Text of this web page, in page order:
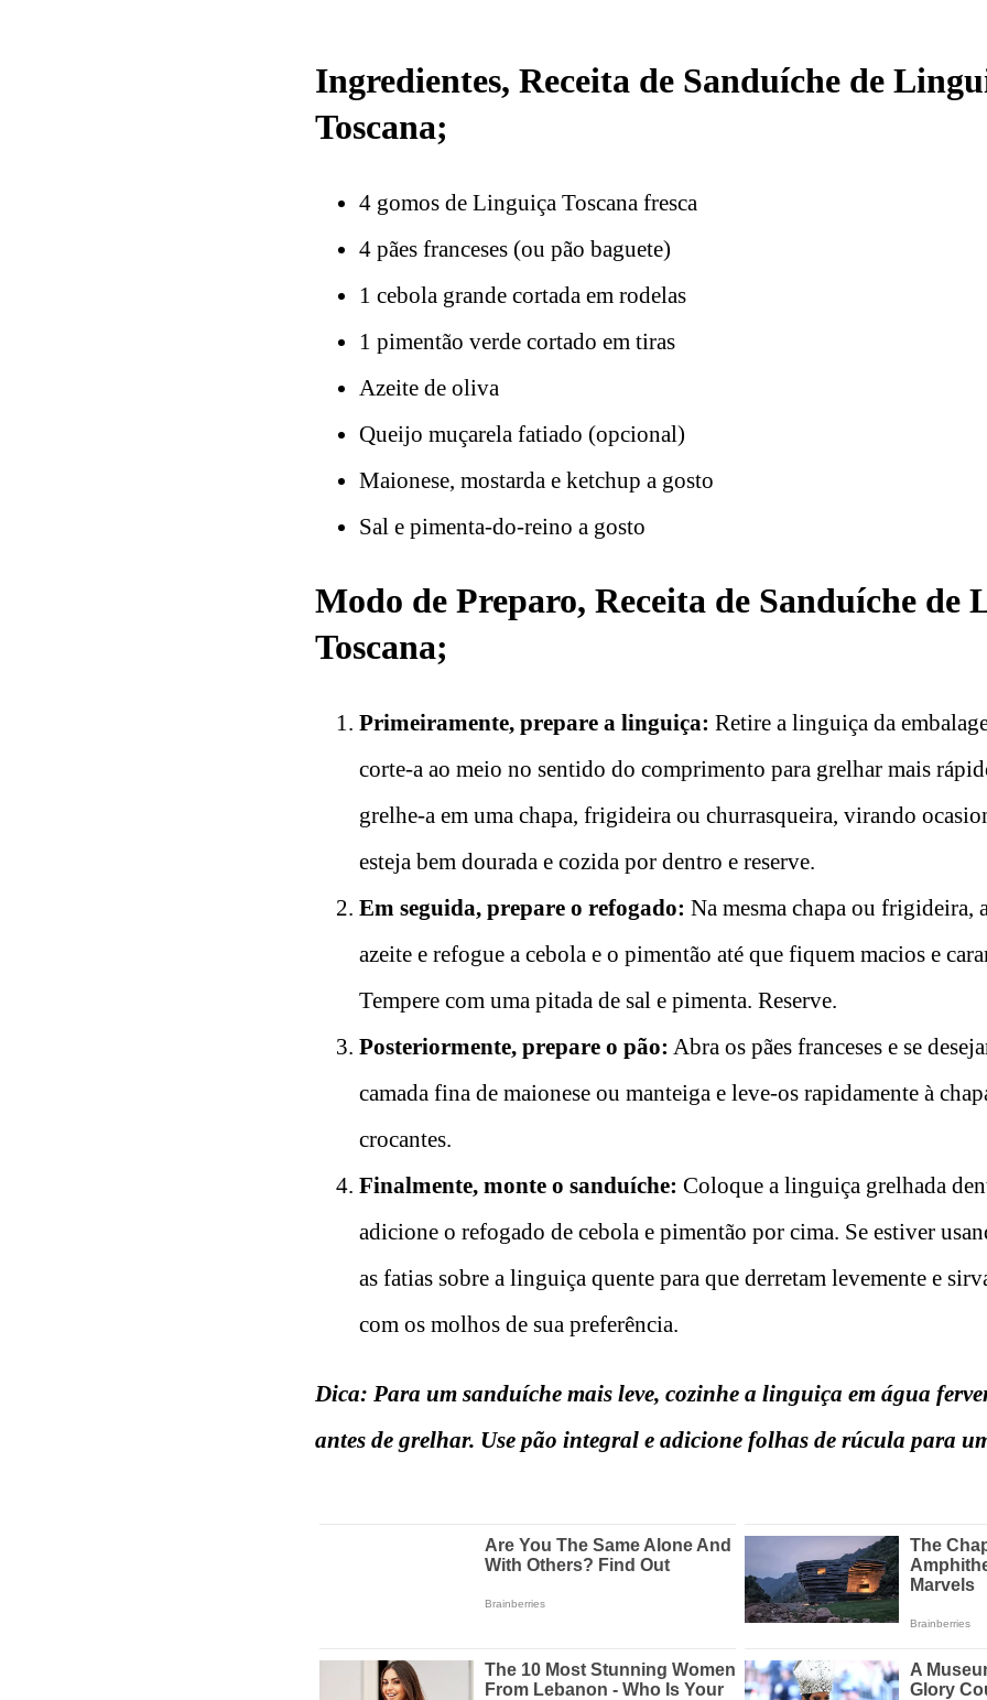
Ingredientes, Receita de Sanduíche de
Toscana;
4 gomos de Linguiça Toscana fresca
4 pães franceses (ou pão baguete)
1 cebola grande cortada em rodelas
1 pimentão verde cortado em tiras
Azeite de oliva
Queijo muçarela fatiado (opcional)
Maionese, mostarda e ketchup a gosto
Sal e pimenta-do-reino a gosto
Modo de Preparo, Receita de Sanduíche de
Toscana;
Primeiramente, prepare a linguiça: Retire a linguiça da
corte-a ao meio no sentido do comprimento para grelhar mais
grelhe-a em uma chapa, frigideira ou churrasqueira, virando
esteja bem dourada e cozida por dentro e reserve.
Em seguida, prepare o refogado: Na mesma chapa ou frigideira,
azeite e refogue a cebola e o pimentão até que fiquem macios e
Tempere com uma pitada de sal e pimenta. Reserve.
Posteriormente, prepare o pão: Abra os pães franceses e se
camada fina de maionese ou manteiga e leve-os rapidamente à
crocantes.
Finalmente, monte o sanduíche: Coloque a linguiça grelhada
adicione o refogado de cebola e pimentão por cima. Se estiver
as fatias sobre a linguiça quente para que derretam levemente e
com os molhos de sua preferência.
Dica: Para um sanduíche mais leve, cozinhe a linguiça em água
antes de grelhar. Use pão integral e adicione folhas de rúcula para